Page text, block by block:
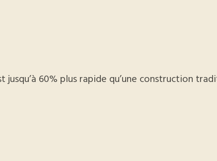
60% plus rapide qu’une construction